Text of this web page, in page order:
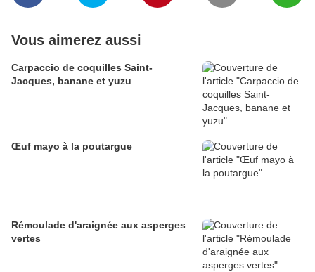
Vous aimerez aussi
Carpaccio de coquilles Saint-
Jacques, banane et yuzu
Œuf mayo à la poutargue
Rémoulade d'araignée aux asperges
vertes